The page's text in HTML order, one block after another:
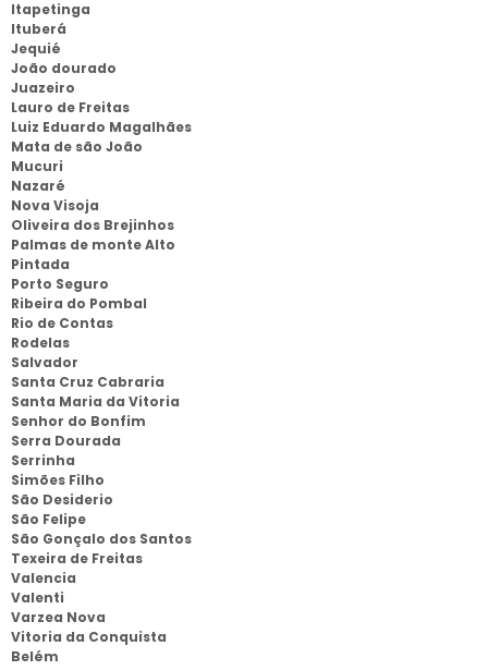
Itapetinga
Ituberá
Jequié
João dourado
Juazeiro
Lauro de Freitas
Luiz Eduardo Magalhães
Mata de são João
Mucuri
Nazaré
Nova Visoja
Oliveira dos Brejinhos
Palmas de monte Alto
Pintada
Porto Seguro
Ribeira do Pombal
Rio de Contas
Rodelas
Salvador
Santa Cruz Cabraria
Santa Maria da Vitoria
Senhor do Bonfim
Serra Dourada
Serrinha
Simões Filho
São Desiderio
São Felipe
São Gonçalo dos Santos
Texeira de Freitas
Valencia
Valenti
Varzea Nova
Vitoria da Conquista
Belém